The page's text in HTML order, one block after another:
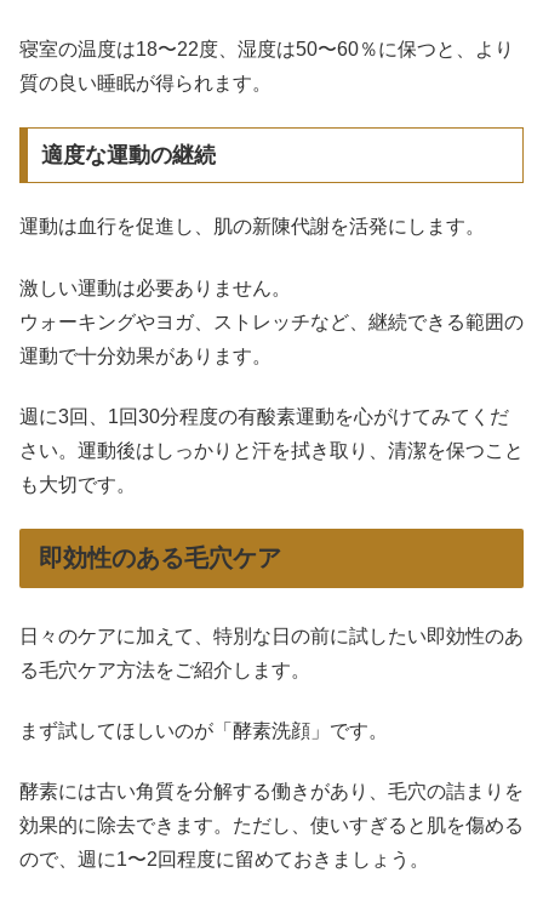
寝室の温度は18〜22度、湿度は50〜60％に保つと、より
質の良い睡眠が得られます。
適度な運動の継続
運動は血行を促進し、肌の新陳代謝を活発にします。
激しい運動は必要ありません。
ウォーキングやヨガ、ストレッチなど、継続できる範囲の
運動で十分効果があります。
週に3回、1回30分程度の有酸素運動を心がけてみてくだ
さい。運動後はしっかりと汗を拭き取り、清潔を保つこと
も大切です。
即効性のある毛穴ケア
日々のケアに加えて、特別な日の前に試したい即効性のあ
る毛穴ケア方法をご紹介します。
まず試してほしいのが「酵素洗顔」です。
酵素には古い角質を分解する働きがあり、毛穴の詰まりを
効果的に除去できます。ただし、使いすぎると肌を傷める
ので、週に1〜2回程度に留めておきましょう。